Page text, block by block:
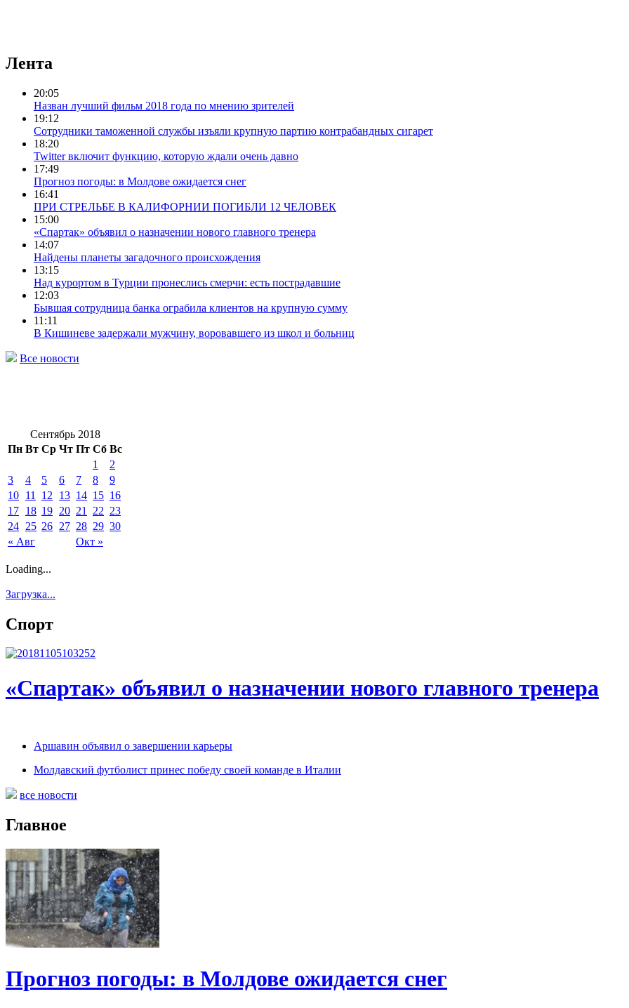
Лента
20:05
Назван лучший фильм 2018 года по мнению зрителей
19:12
Сотрудники таможенной службы изъяли крупную партию контрабандных сигарет
18:20
Twitter включит функцию, которую ждали очень давно
17:49
Прогноз погоды: в Молдове ожидается снег
16:41
ПРИ СТРЕЛЬБЕ В КАЛИФОРНИИ ПОГИБЛИ 12 ЧЕЛОВЕК
15:00
«Спартак» объявил о назначении нового главного тренера
14:07
Найдены планеты загадочного происхождения
13:15
Над курортом в Турции пронеслись смерчи: есть пострадавшие
12:03
Бывшая сотрудница банка ограбила клиентов на крупную сумму
11:11
В Кишиневе задержали мужчину, воровавшего из школ и больниц
Все новости
Сентябрь 2018
Пн Вт Ср Чт Пт Сб Вс
« Авг Окт »
1
2
3
4 5 6 7 8
9
10 11 12 13 14 15 16
17 18 19 20 21 22 23
24 25 26 27 28 29 30
Loading...
Загрузка...
Спорт
«Спартак» объявил о назначении нового главного тренера
Аршавин объявил о завершении карьеры
Молдавский футболист принес победу своей команде в Италии
все новости
Главное
Прогноз погоды: в Молдове ожидается снег